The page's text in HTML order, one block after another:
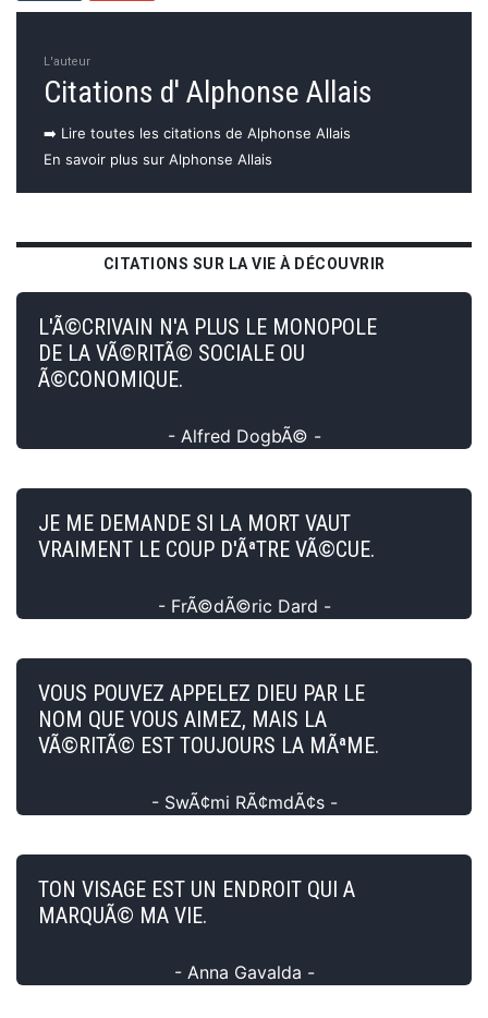
L'auteur
Citations d' Alphonse Allais
➡️ Lire toutes les citations de Alphonse Allais
En savoir plus sur Alphonse Allais
CITATIONS SUR LA VIE À DÉCOUVRIR
L'Ã©CRIVAIN N'A PLUS LE MONOPOLE
DE LA VÃ©RITÃ© SOCIALE OU
Ã©CONOMIQUE.
- Alfred DogbÃ© -
JE ME DEMANDE SI LA MORT VAUT
VRAIMENT LE COUP D'ÃªTRE VÃ©CUE.
- FrÃ©dÃ©ric Dard -
VOUS POUVEZ APPELEZ DIEU PAR LE
NOM QUE VOUS AIMEZ, MAIS LA
VÃ©RITÃ© EST TOUJOURS LA MÃªME.
- SwÃ¢mi RÃ¢mdÃ¢s -
TON VISAGE EST UN ENDROIT QUI A
MARQUÃ© MA VIE.
- Anna Gavalda -